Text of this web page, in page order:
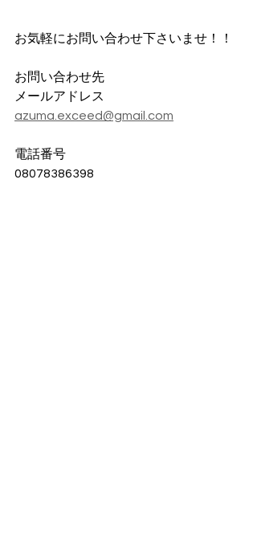
お気軽にお問い合わせ下さいませ！！
お問い合わせ先
メールアドレス
azuma.exceed@gmail.com
電話番号
08078386398